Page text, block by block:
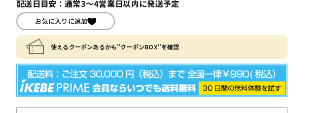
配送日目安：通常3～4営業日以内に発送予定
お気に入りに追加
使えるクーポンあるかも"クーポンBOX"を確認